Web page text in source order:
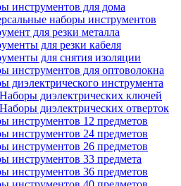
инструментов для дома
наборы инструментов
для резки металла
для резки кабеля
для снятия изоляции
инструментов для оптоволокна
диэлектрического инструмента
Наборы диэлектрических ключей
Наборы диэлектрических отверток
инструментов 12 предметов
инструментов 24 предметов
инструментов 26 предметов
инструментов 33 предмета
инструментов 36 предметов